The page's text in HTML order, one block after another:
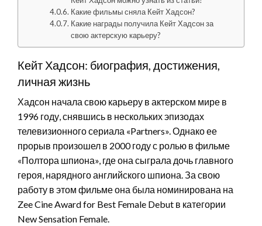
Какие фильмы сняла Кейт Хадсон?
Какие награды получила Кейт Хадсон за
свою актерскую карьеру?
Кейт Хадсон: биография, достижения,
личная жизнь
Хадсон начала свою карьеру в актерском мире в
1996 году, снявшись в нескольких эпизодах
телевизионного сериала «Partners». Однако ее
прорыв произошел в 2000 году с ролью в фильме
«Полтора шпиона», где она сыграла дочь главного
героя, нарядного английского шпиона. За свою
работу в этом фильме она была номинирована на
Zee Cine Award for Best Female Debut в категории
New Sensation Female.